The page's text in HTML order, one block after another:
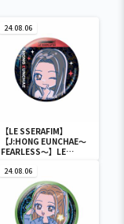
24.08.06
【LE SSERAFIM】
【J:HONG EUNCHAE～
FEARLESS～】LE
ぷ ホログラム缶バッジ
24.08.06